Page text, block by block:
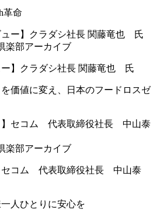
革命
楽部アーカイブ
ー】クラダシ社長 関藤竜也 氏
を価値に変え、日本のフードロスゼ
楽部アーカイブ
セコム 代表取締役社長 中山泰
人ひとりに安心を